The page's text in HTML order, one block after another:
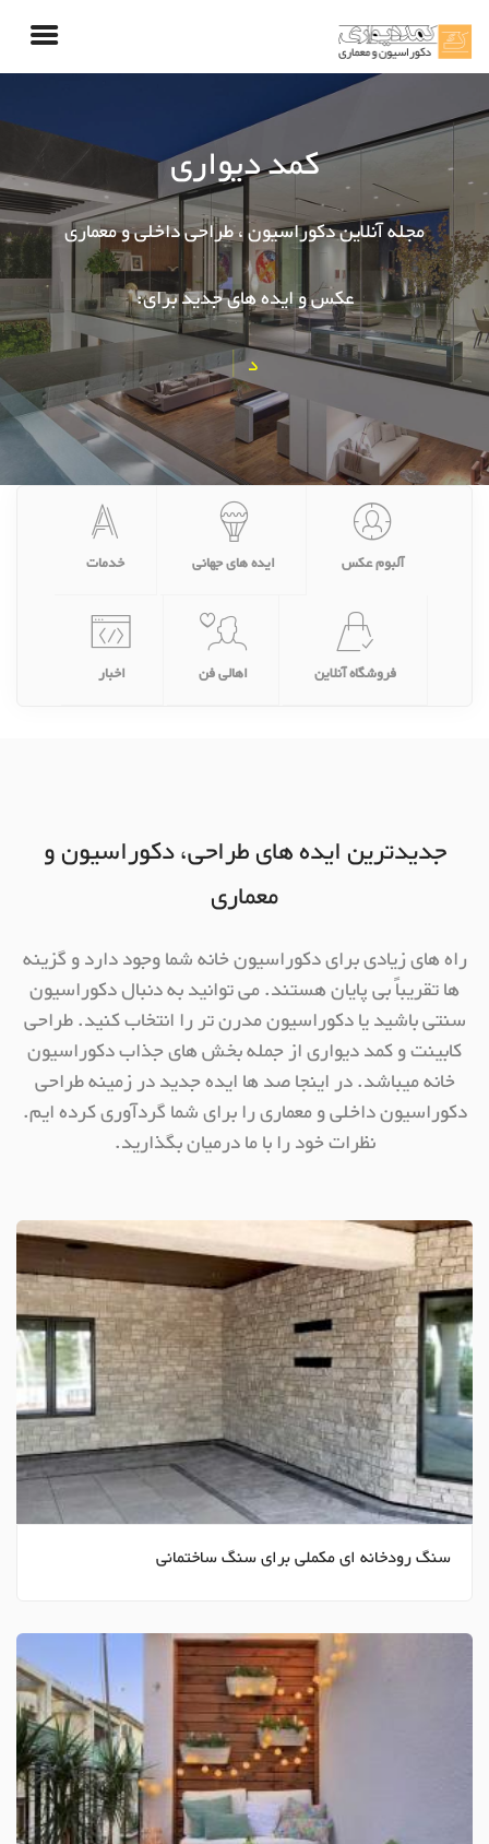
کمد دیواری
مجله آنلاین دکوراسیون ، طراحی داخلی و معماری
عکس و ایده های جدید برای:
دکوراسیون اتاق کودک
آلبوم عکس ایده های جهانی خدمات
فروشگاه آنلاین اهالی فن اخبار
جدیدترین ایده های طراحی، دکوراسیون و
معماری
راه های زیادی برای دکوراسیون خانه شما وجود دارد و گزینه
ها تقریباً بی پایان هستند. می توانید به دنبال دکوراسیون
سنتی باشید یا دکوراسیون مدرن تر را انتخاب کنید. طراحی
کابینت و کمد دیواری از جمله بخش های جذاب دکوراسیون
خانه میباشد. در اینجا صد ها ایده جدید در زمینه طراحی
دکوراسیون داخلی و معماری را برای شما گردآوری کرده ایم.
نظرات خود را با ما درمیان بگذارید.
سنگ رودخانه ای مکملی برای سنگ ساختمانی